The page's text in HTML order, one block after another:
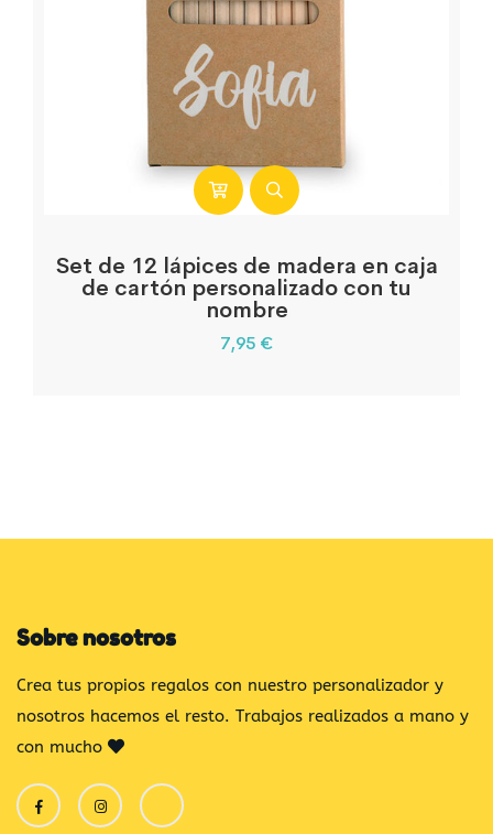
Set de 12 lápices de madera en caja
de cartón personalizado con tu
nombre
7,95 €
Sobre nosotros
Crea tus propios regalos con nuestro personalizador y
nosotros hacemos el resto. Trabajos realizados a mano y
con mucho